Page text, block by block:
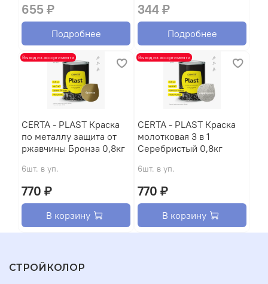
655 ₽
Подробнее
344 ₽
Подробнее
Вывод из ассортимента
CERTA - PLAST Краска
по металлу защита от
ржавчины Бронза 0,8кг
6шт. в уп.
770 ₽
В корзину
Вывод из ассортимента
CERTA - PLAST Краска
молотковая 3 в 1
Серебристый 0,8кг
6шт. в уп.
770 ₽
В корзину
СТРОЙКОЛОР